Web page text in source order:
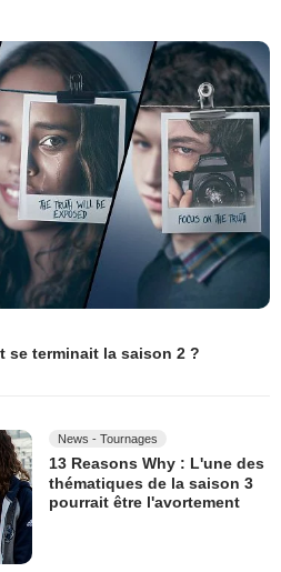
se terminait la saison 2 ?
News - Tournages
13 Reasons Why : L'une des
thématiques de la saison 3
pourrait être l'avortement